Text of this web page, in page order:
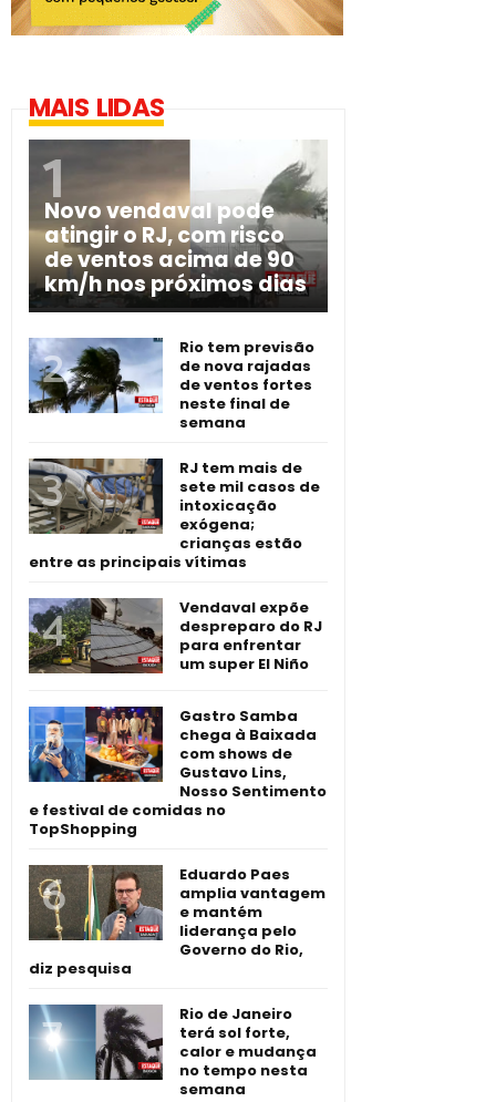
MAIS LIDAS
Novo vendaval pode
atingir o RJ, com risco
de ventos acima de 90
km/h nos próximos dias
Rio tem previsão
de nova rajadas
de ventos fortes
neste final de
semana
RJ tem mais de
sete mil casos de
intoxicação
exógena;
crianças estão
entre as principais vítimas
Vendaval expõe
despreparo do RJ
para enfrentar
um super El Niño
Gastro Samba
chega à Baixada
com shows de
Gustavo Lins,
Nosso Sentimento
e festival de comidas no
TopShopping
Eduardo Paes
amplia vantagem
e mantém
liderança pelo
Governo do Rio,
diz pesquisa
Rio de Janeiro
terá sol forte,
calor e mudança
no tempo nesta
semana